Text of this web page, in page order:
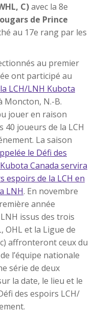
C)avec la 8e
de Prince
au 17e rang par les
au premier
ont participé au
LCH/LNH Kubota
Moncton, N.-B.
jouer en raison
40 joueurs de la LCH
La saison
le Défi des
Canada servira
espoirs de la LCH en
LNH. En novembre
année
issus des trois
OHL et la Ligue de
affronteront ceux du
l’équipe nationale
série de deux
la date, le lieu et le
des espoirs LCH/